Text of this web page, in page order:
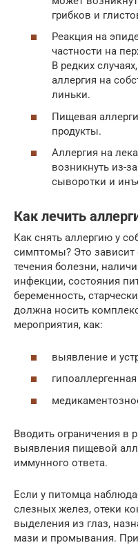
грибков и
Реакция на
частности на
В редких
аллергия на
линьки.
Пищевая
продукты.
Аллергия на
возникнуть из-
сыворотки и
Как лечить
Как снять аллергию у
симптомы? Это зависит
течения болезни,
инфекции, состояния
беременность,
должна носить
мероприятия, как:
выявление и
Вводить ограничения в
выявления пищевой
иммунного ответа.
Если у питомца
слезных желез, отеки
выделения из глаз,
мази и промывания.